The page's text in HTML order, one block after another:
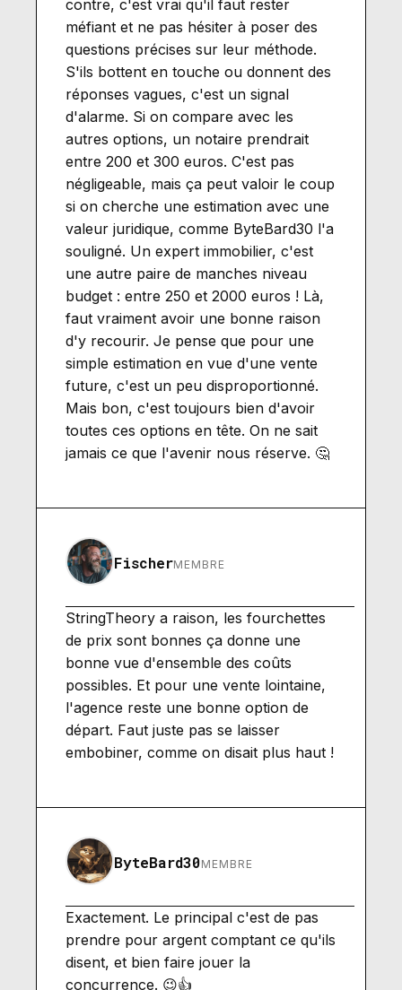
contre, c'est vrai qu'il faut rester
méfiant et ne pas hésiter à poser des
questions précises sur leur méthode.
S'ils bottent en touche ou donnent des
réponses vagues, c'est un signal
d'alarme. Si on compare avec les
autres options, un notaire prendrait
entre 200 et 300 euros. C'est pas
négligeable, mais ça peut valoir le coup
si on cherche une estimation avec une
valeur juridique, comme ByteBard30 l'a
souligné. Un expert immobilier, c'est
une autre paire de manches niveau
budget : entre 250 et 2000 euros ! Là,
faut vraiment avoir une bonne raison
d'y recourir. Je pense que pour une
simple estimation en vue d'une vente
future, c'est un peu disproportionné.
Mais bon, c'est toujours bien d'avoir
toutes ces options en tête. On ne sait
jamais ce que l'avenir nous réserve. 🤔
FischerMEMBRE
StringTheory a raison, les fourchettes
de prix sont bonnes ça donne une
bonne vue d'ensemble des coûts
possibles. Et pour une vente lointaine,
l'agence reste une bonne option de
départ. Faut juste pas se laisser
embobiner, comme on disait plus haut !
ByteBard30MEMBRE
Exactement. Le principal c'est de pas
prendre pour argent comptant ce qu'ils
disent, et bien faire jouer la
concurrence. 😉👍